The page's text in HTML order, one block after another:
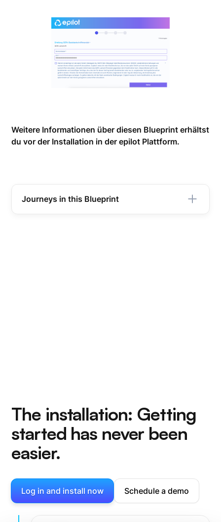
Weitere Informationen über diesen Blueprint erhältst
du vor der Installation in der epilot Plattform.
Journeys in this Blueprint
The installation: Getting
started has never been
easier.
Log in and install now Schedule a demo